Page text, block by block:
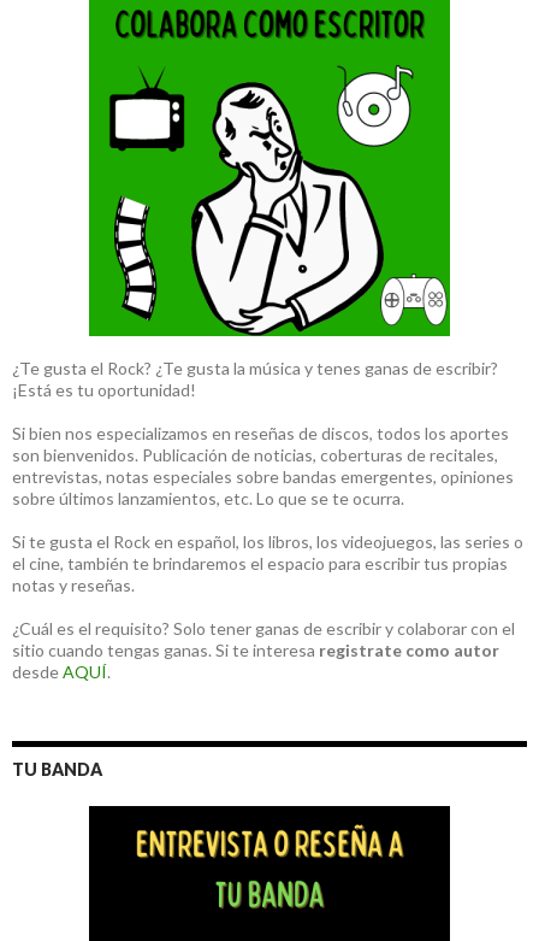
¿Te gusta el Rock? ¿Te gusta la música y tenes ganas de escribir?
¡Está es tu oportunidad!
Si bien nos especializamos en reseñas de discos, todos los aportes
son bienvenidos. Publicación de noticias, coberturas de recitales,
entrevistas, notas especiales sobre bandas emergentes, opiniones
sobre últimos lanzamientos, etc. Lo que se te ocurra.
Si te gusta el Rock en español, los libros, los videojuegos, las series o
el cine, también te brindaremos el espacio para escribir tus propias
notas y reseñas.
¿Cuál es el requisito? Solo tener ganas de escribir y colaborar con el
sitio cuando tengas ganas. Si te interesa registrate como autor
desdeAQUÍ.
TU BANDA